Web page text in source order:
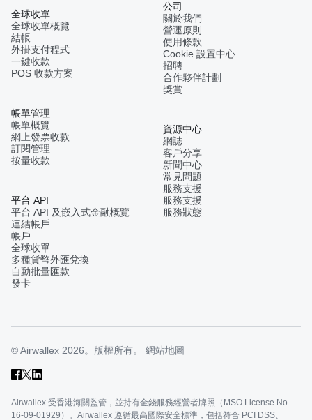
全球收單
全球收單概覽
結帳
外掛支付程式
一鍵收款
POS 收款方案
帳單管理
帳單概覽
網上發票收款
訂閱管理
按量收款
平台 API
平台 API 及嵌入式金融概覽
連結帳戶
帳戶
全球收單
多種貨幣外匯兌換
自動批量匯款
發卡
公司
關於我們
營運原則
使用條款
Cookie 設置中心
招聘
合作夥伴計劃
獎賞
資源中心
網誌
客戶分享
新聞中心
常見問題
服務支援
服務支援
服務狀態
© Airwallex 2026。版權所有。 網站地圖
Airwallex 受香港海關監管，並持有金錢服務經營者牌照（MSO License No.
16-09-01929）。Airwallex 遵循最高國際安全標準，包括符合 PCI DSS、